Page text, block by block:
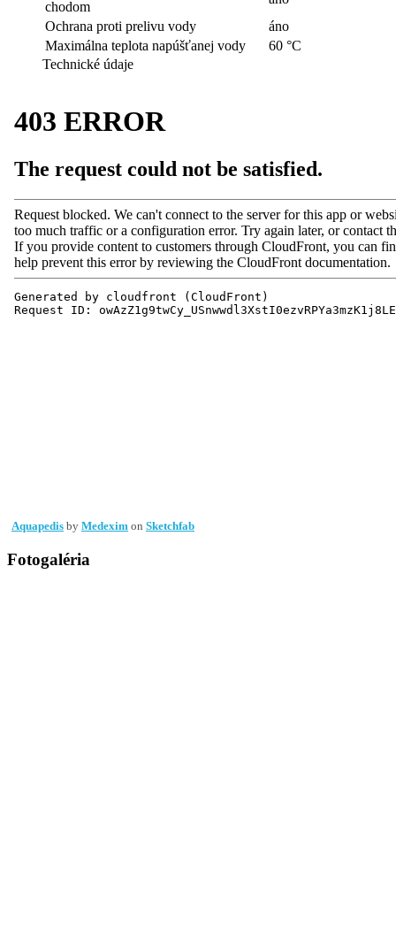
chodom
Ochrana proti prelivu vody
áno
Maximálna teplota napúšťanej vody
60 °C
Technické údaje
Aquapedis by Medexim on Sketchfab
Fotogaléria